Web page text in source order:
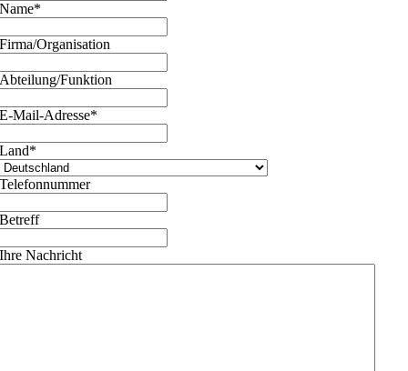
Name*
Firma/Organisation
Abteilung/Funktion
E-Mail-Adresse*
Land*
Telefonnummer
Betreff
Ihre Nachricht